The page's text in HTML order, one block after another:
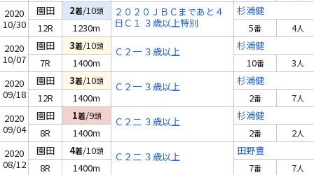
2020
10/30
園田 2着/10頭
２０２０ＪＢＣまであと４
日Ｃ１ ３歳以上特別
杉浦健
12R
1230m 5番 4人
2020
10/07
園田 3着/10頭 Ｃ２一 ３歳以上
杉浦健
7R
1400m 10番 3人
2020
09/18
園田 3着/10頭 Ｃ２一 ３歳以上
杉浦健
12R
1400m 2番 7人
2020
09/04
園田 1着/9頭 Ｃ２二 ３歳以上
杉浦健
8R
1400m 2番 2人
2020
08/12
園田 4着/10頭 Ｃ２二 ３歳以上
田野豊
8R
1400m 7番 7人